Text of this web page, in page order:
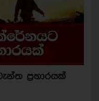
ප්‍රහාරයක්